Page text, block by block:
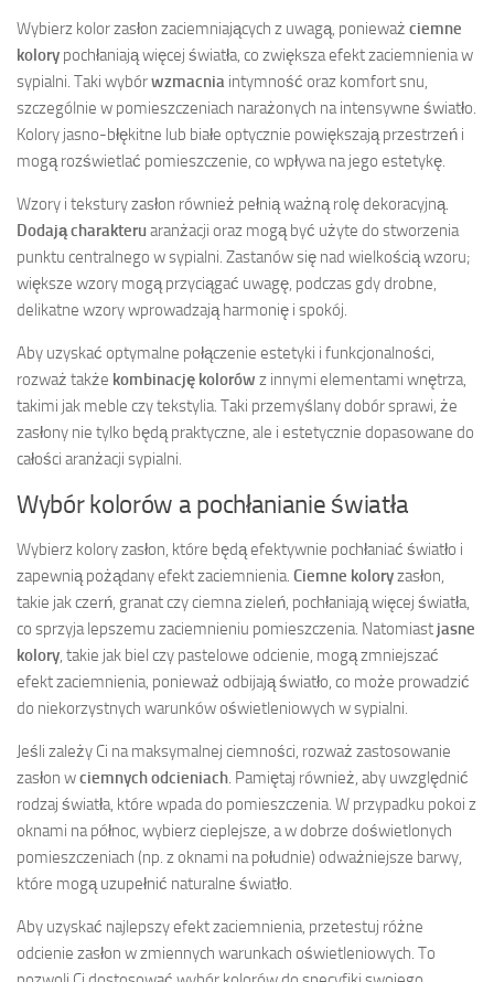
Wybierz kolor zasłon zaciemniających z uwagą, ponieważ ciemne
kolory pochłaniają więcej światła, co zwiększa efekt zaciemnienia w
sypialni. Taki wybórwzmacnia intymność oraz komfort snu,
szczególnie w pomieszczeniach narażonych na intensywne światło.
Kolory jasno-błękitne lub białe optycznie powiększają przestrzeń i
mogą rozświetlać pomieszczenie, co wpływa na jego estetykę.
Wzory i tekstury zasłon również pełnią ważną rolę dekoracyjną.
Dodają charakteruaranżacji oraz mogą być użyte do stworzenia
punktu centralnego w sypialni. Zastanów się nad wielkością wzoru;
większe wzory mogą przyciągać uwagę, podczas gdy drobne,
delikatne wzory wprowadzają harmonię i spokój.
Aby uzyskać optymalne połączenie estetyki i funkcjonalności,
rozważ także kombinację kolorów z innymi elementami wnętrza,
takimi jak meble czy tekstylia. Taki przemyślany dobór sprawi, że
zasłony nie tylko będą praktyczne, ale i estetycznie dopasowane do
całości aranżacji sypialni.
Wybór kolorów a pochłanianie światła
Wybierz kolory zasłon, które będą efektywnie pochłaniać światło i
zapewnią pożądany efekt zaciemnienia. Ciemne koloryzasłon,
takie jak czerń, granat czy ciemna zieleń, pochłaniają więcej światła,
co sprzyja lepszemu zaciemnieniu pomieszczenia. Natomiast jasne
kolory, takie jak biel czy pastelowe odcienie, mogą zmniejszać
efekt zaciemnienia, ponieważ odbijają światło, co może prowadzić
do niekorzystnych warunków oświetleniowych w sypialni.
Jeśli zależy Ci na maksymalnej ciemności, rozważ zastosowanie
zasłon wciemnych odcieniach. Pamiętaj również, aby uwzględnić
rodzaj światła, które wpada do pomieszczenia. W przypadku pokoi z
oknami na północ, wybierz cieplejsze, a w dobrze doświetlonych
pomieszczeniach (np. z oknami na południe) odważniejsze barwy,
które mogą uzupełnić naturalne światło.
Aby uzyskać najlepszy efekt zaciemnienia, przetestuj różne
odcienie zasłon w zmiennych warunkach oświetleniowych. To